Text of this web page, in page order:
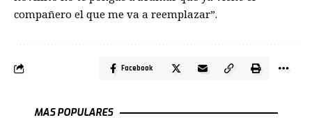
compañero el que me va a reemplazar”.
Facebook
MAS POPULARES